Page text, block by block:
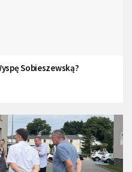
Sobieszewską?